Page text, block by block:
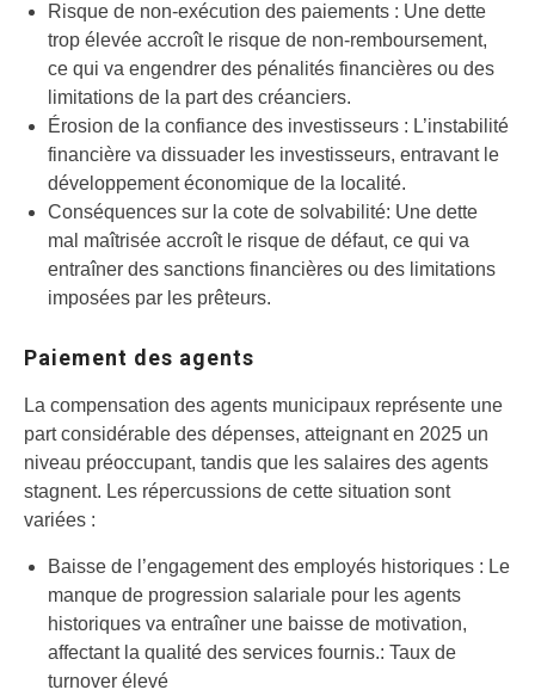
Risque de non-exécution des paiements : Une dette
trop élevée accroît le risque de non-remboursement,
ce qui va engendrer des pénalités financières ou des
limitations de la part des créanciers.
Érosion de la confiance des investisseurs : L’instabilité
financière va dissuader les investisseurs, entravant le
développement économique de la localité.
Conséquences sur la cote de solvabilité: Une dette
mal maîtrisée accroît le risque de défaut, ce qui va
entraîner des sanctions financières ou des limitations
imposées par les prêteurs.
Paiement des agents
La compensation des agents municipaux représente une
part considérable des dépenses, atteignant en 2025 un
niveau préoccupant, tandis que les salaires des agents
stagnent. Les répercussions de cette situation sont
variées :
Baisse de l’engagement des employés historiques : Le
manque de progression salariale pour les agents
historiques va entraîner une baisse de motivation,
affectant la qualité des services fournis.: Taux de
turnover élevé